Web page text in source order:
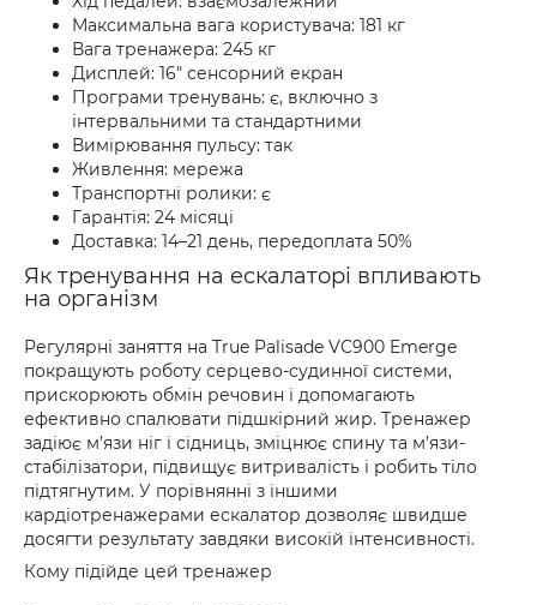
Максимальна вага користувача: 181 кг
Вага тренажера: 245 кг
Дисплей: 16" сенсорний екран
Програми тренувань: є, включно з
інтервальними та стандартними
Вимірювання пульсу: так
Живлення: мережа
Транспортні ролики: є
Гарантія: 24 місяці
Доставка: 14–21 день, передоплата 50%
Як тренування на ескалаторі впливають
на організм
Регулярні заняття на True Palisade VC900 Emerge
покращують роботу серцево-судинної системи,
прискорюють обмін речовин і допомагають
ефективно спалювати підшкірний жир. Тренажер
задіює м’язи ніг і сідниць, зміцнює спину та м’язи-
стабілізатори, підвищує витривалість і робить тіло
підтягнутим. У порівнянні з іншими
кардіотренажерами ескалатор дозволяє швидше
досягти результату завдяки високій інтенсивності.
Кому підійде цей тренажер